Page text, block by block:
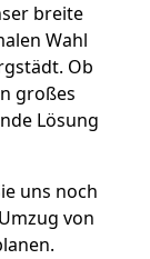
breite
Wahl
Ob
großes
Lösung
uns noch
von